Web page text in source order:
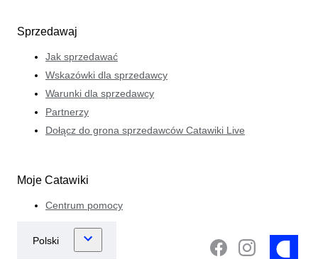
Sprzedawaj
Jak sprzedawać
Wskazówki dla sprzedawcy
Warunki dla sprzedawcy
Partnerzy
Dołącz do grona sprzedawców Catawiki Live
Moje Catawiki
Centrum pomocy